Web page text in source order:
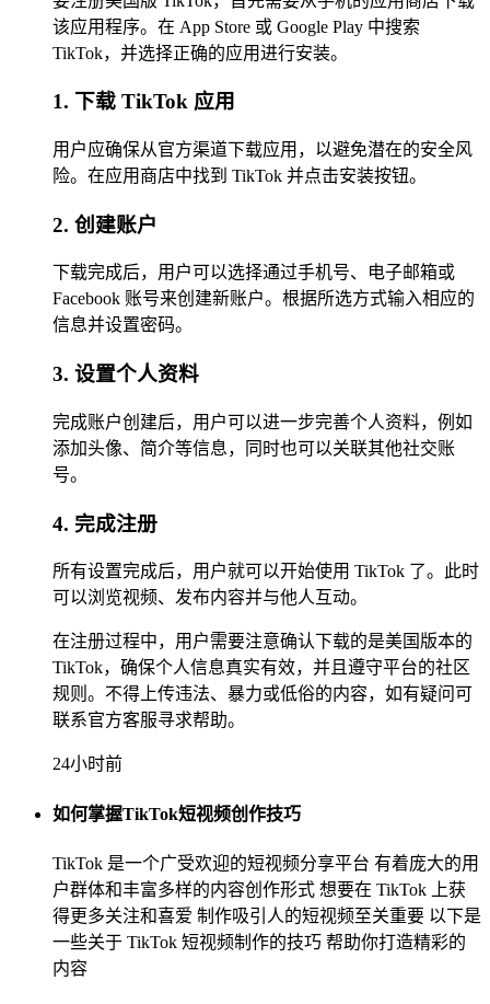
该应用程序。在 App Store 或 Google Play 中搜索
TikTok，并选择正确的应用进行安装。
1. 下载 TikTok 应用
用户应确保从官方渠道下载应用，以避免潜在的安全风
险。在应用商店中找到 TikTok 并点击安装按钮。
2. 创建账户
下载完成后，用户可以选择通过手机号、电子邮箱或
Facebook 账号来创建新账户。根据所选方式输入相应的
信息并设置密码。
3. 设置个人资料
完成账户创建后，用户可以进一步完善个人资料，例如
添加头像、简介等信息，同时也可以关联其他社交账
号。
4. 完成注册
所有设置完成后，用户就可以开始使用 TikTok 了。此时
可以浏览视频、发布内容并与他人互动。
在注册过程中，用户需要注意确认下载的是美国版本的
TikTok，确保个人信息真实有效，并且遵守平台的社区
规则。不得上传违法、暴力或低俗的内容，如有疑问可
联系官方客服寻求帮助。
24小时前
如何掌握TikTok短视频创作技巧
TikTok 是一个广受欢迎的短视频分享平台 有着庞大的用
户群体和丰富多样的内容创作形式 想要在 TikTok 上获
得更多关注和喜爱 制作吸引人的短视频至关重要 以下是
一些关于 TikTok 短视频制作的技巧 帮助你打造精彩的
内容